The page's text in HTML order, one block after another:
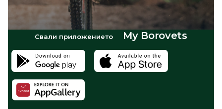
Свали приложението My Borovets